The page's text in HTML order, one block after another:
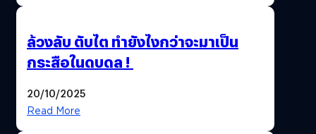
ล้วงลับ ตับไต ทำยังไงกว่าจะมาเป็น
กระสือในดบดล !
20/10/2025
Read More